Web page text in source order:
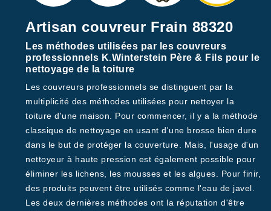
Artisan couvreur Frain 88320
Les méthodes utilisées par les couvreurs
professionnels K.Winterstein Père & Fils pour le
nettoyage de la toiture
Les couvreurs professionnels se distinguent par la
multiplicité des méthodes utilisées pour nettoyer la
toiture d'une maison. Pour commencer, il y a la méthode
classique de nettoyage en usant d'une brosse bien dure
dans le but de protéger la couverture. Mais, l'usage d'un
nettoyeur à haute pression est également possible pour
éliminer les lichens, les mousses et les algues. Pour finir,
des produits peuvent être utilisés comme l'eau de javel.
Les deux dernières méthodes ont la réputation d'être